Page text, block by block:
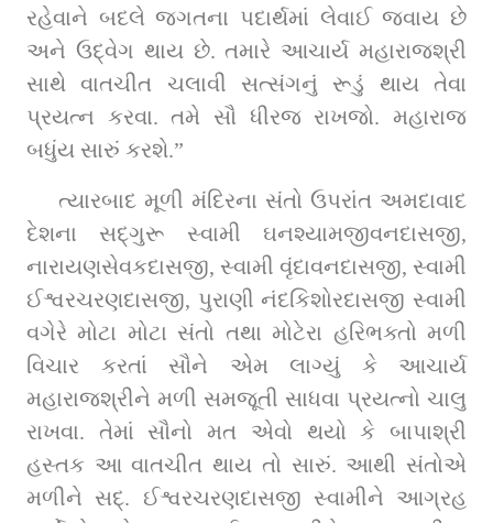
રહેવાને બદલે જગતના પદાર્થમાં લેવાઈ જવાય છે
અને ઉદ્‌વેગ થાય છે. તમારે આચાર્ય મહારાજશ્રી
સાથે વાતચીત ચલાવી સત્સંગનું રૂડું થાય તેવા
પ્રયત્ન કરવા. તમે સૌ ધીરજ રાખજો. મહારાજ
બધુંય સારું કરશે.”
ત્યારબાદ મૂળી મંદિરના સંતો ઉપરાંત અમદાવાદ
દેશના સદ્‌ગુરૂ સ્વામી ઘનશ્યામજીવનદાસજી,
નારાયણસેવકદાસજી, સ્વામી વૃંદાવનદાસજી, સ્વામી
ઈશ્વરચરણદાસજી, પુરાણી નંદકિશોરદાસજી સ્વામી
વગેરે મોટા મોટા સંતો તથા મોટેરા હરિભક્તો મળી
વિચાર કરતાં સૌને એમ લાગ્યું કે આચાર્ય
મહારાજશ્રીને મળી સમજૂતી સાધવા પ્રયત્નો ચાલુ
રાખવા. તેમાં સૌનો મત એવો થયો કે બાપાશ્રી
હસ્તક આ વાતચીત થાય તો સારું. આથી સંતોએ
મળીને સદ્‌. ઈશ્વરચરણદાસજી સ્વામીને આગ્રહ